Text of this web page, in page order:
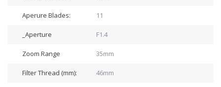
Aperure Blades: 11
_Aperture F1.4
Zoom Range 35mm
Filter Thread (mm): 46mm